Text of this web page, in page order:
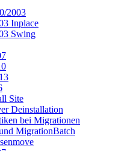
2003
Inplace
Swing
Site
Deinstallation
bei Migrationen
MigrationBatch